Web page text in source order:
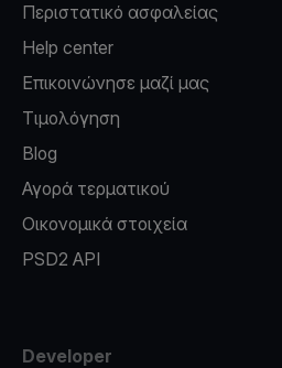
Περιστατικό ασφαλείας
Help center
Επικοινώνησε μαζί μας
Τιμολόγηση
Blog
Αγορά τερματικού
Οικονομικά στοιχεία
PSD2 API
Developer